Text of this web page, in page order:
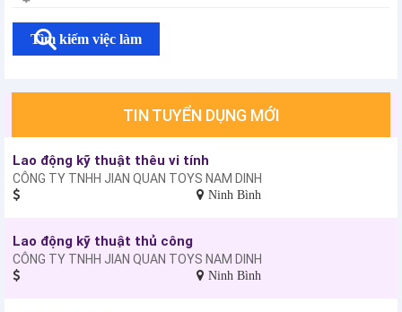
Tìm kiếm việc làm
TIN TUYỂN DỤNG MỚI
Lao động kỹ thuật thêu vi tính
CÔNG TY TNHH JIAN QUAN TOYS NAM DINH
Ninh Bình
Lao động kỹ thuật thủ công
CÔNG TY TNHH JIAN QUAN TOYS NAM DINH
Ninh Bình